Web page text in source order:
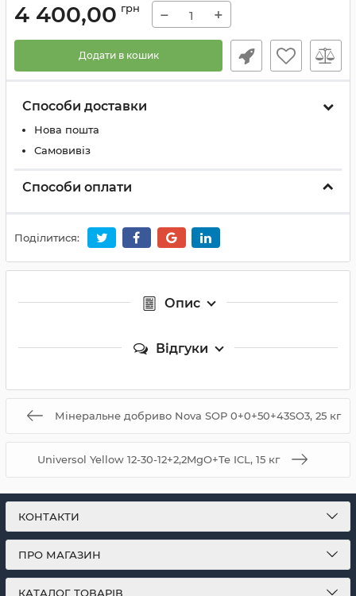
4 400,00 грн − +
Додати в кошик
Способи доставки
Нова пошта
Самовивіз
Способи оплати
Поділитися:
Опис
Відгуки
Мінеральне добриво Nova SOP 0+0+50+43SO3, 25 кг
Universol Yellow 12-30-12+2,2MgO+Te ICL, 15 кг
КОНТАКТИ
ПРО МАГАЗИН
КАТАЛОГ ТОВАРІВ